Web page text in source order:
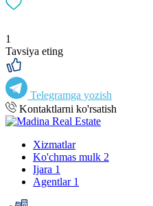
1
Tavsiya eting
Telegramga yozish
Kontaktlarni ko'rsatish
Xizmatlar
Ko'chmas mulk 2
Ijara 1
Agentlar 1